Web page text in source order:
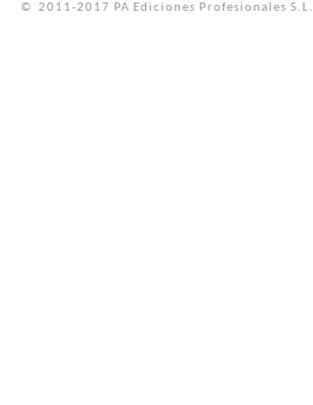
© 2011-2017 PA Ediciones Profesionales S.L.